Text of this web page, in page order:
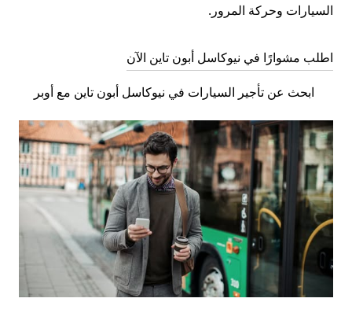
السيارات وحركة المرور.
اطلب مشوارًا في نيوكاسل أبون تاين الآن
ابحث عن تأجير السيارات في نيوكاسل أبون تاين مع أوبر